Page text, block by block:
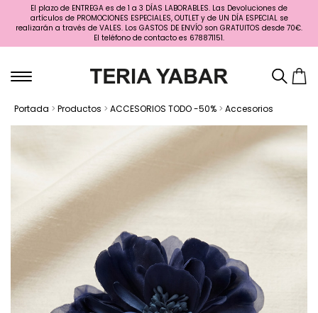
El plazo de ENTREGA es de 1 a 3 DÍAS LABORABLES. Las Devoluciones de
artículos de PROMOCIONES ESPECIALES, OUTLET y de UN DÍA ESPECIAL se
realizarán a través de VALES. Los GASTOS DE ENVÍO son GRATUITOS desde 70€.
El teléfono de contacto es 678871151.
Portada > Productos > ACCESORIOS TODO -50% > Accesorios